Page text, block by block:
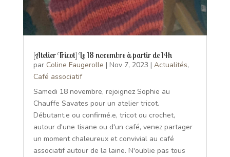
[Atelier Tricot] Le 18 novembre à partir de 14h
par Coline Faugerolle | Nov 7, 2023 | Actualités,
Café associatif
Samedi 18 novembre, rejoignez Sophie au
Chauffe Savates pour un atelier tricot.
Débutant.e ou confirmé.e, tricot ou crochet,
autour d'une tisane ou d'un café, venez partager
un moment chaleureux et convivial au café
associatif autour de la laine. N'oublie pas tous